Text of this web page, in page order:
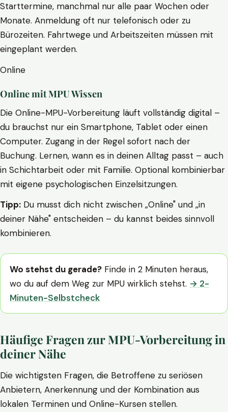
Starttermine, manchmal nur alle paar Wochen oder
Monate. Anmeldung oft nur telefonisch oder zu
Bürozeiten. Fahrtwege und Arbeitszeiten müssen mit
eingeplant werden.
Online
Online mit MPU Wissen
Die Online-MPU-Vorbereitung läuft vollständig digital –
du brauchst nur ein Smartphone, Tablet oder einen
Computer. Zugang in der Regel sofort nach der
Buchung. Lernen, wann es in deinen Alltag passt – auch
in Schichtarbeit oder mit Familie. Optional kombinierbar
mit eigene psychologischen Einzelsitzungen.
Tipp: Du musst dich nicht zwischen „Online" und „in
deiner Nähe" entscheiden – du kannst beides sinnvoll
kombinieren.
Wo stehst du gerade? Finde in 2 Minuten heraus,
wo du auf dem Weg zur MPU wirklich stehst. → 2-
Minuten-Selbstcheck
Häufige Fragen zur MPU-Vorbereitung in
deiner Nähe
Die wichtigsten Fragen, die Betroffene zu seriösen
Anbietern, Anerkennung und der Kombination aus
lokalen Terminen und Online-Kursen stellen.